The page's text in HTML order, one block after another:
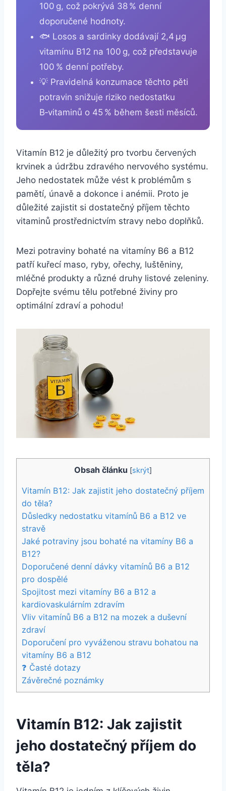
100 g, což pokrývá 38 % denní
doporučené hodnoty.
🐟 Losos a sardinky dodávají 2,4 µg
vitamínu B12 na 100 g, což představuje
100 % denní potřeby.
💡 Pravidelná konzumace těchto pěti
potravin snižuje riziko nedostatku
B‑vitaminů o 45 % během šesti měsíců.
Vitamín B12 je důležitý pro tvorbu červených
krvinek a údržbu zdravého nervového systému.
Jeho nedostatek může vést k problémům s
pamětí, únavě a dokonce i anémii. Proto je
důležité zajistit si dostatečný příjem těchto
vitaminů prostřednictvím stravy nebo doplňků.
Mezi potraviny bohaté na vitamíny B6 a B12
patří kuřecí maso, ryby, ořechy, luštěniny,
mléčné produkty a různé druhy listové zeleniny.
Dopřejte svému tělu potřebné živiny pro
optimální zdraví a pohodu!
Obsah článku [skrýt]
Vitamín B12: Jak zajistit jeho dostatečný příjem
do těla?
Důsledky nedostatku vitamínů B6 a B12 ve
stravě
Jaké potraviny jsou bohaté na vitamíny B6 a
B12?
Doporučené denní dávky vitamínů B6 a B12
pro dospělé
Spojitost mezi vitamíny B6 a B12 a
kardiovaskulárním zdravím
Vliv vitamínů B6 a B12 na mozek a duševní
zdraví
Doporučení pro vyváženou stravu bohatou na
vitamíny B6 a B12
❓ Časté dotazy
Závěrečné poznámky
Vitamín B12: Jak zajistit
jeho dostatečný příjem do
těla?